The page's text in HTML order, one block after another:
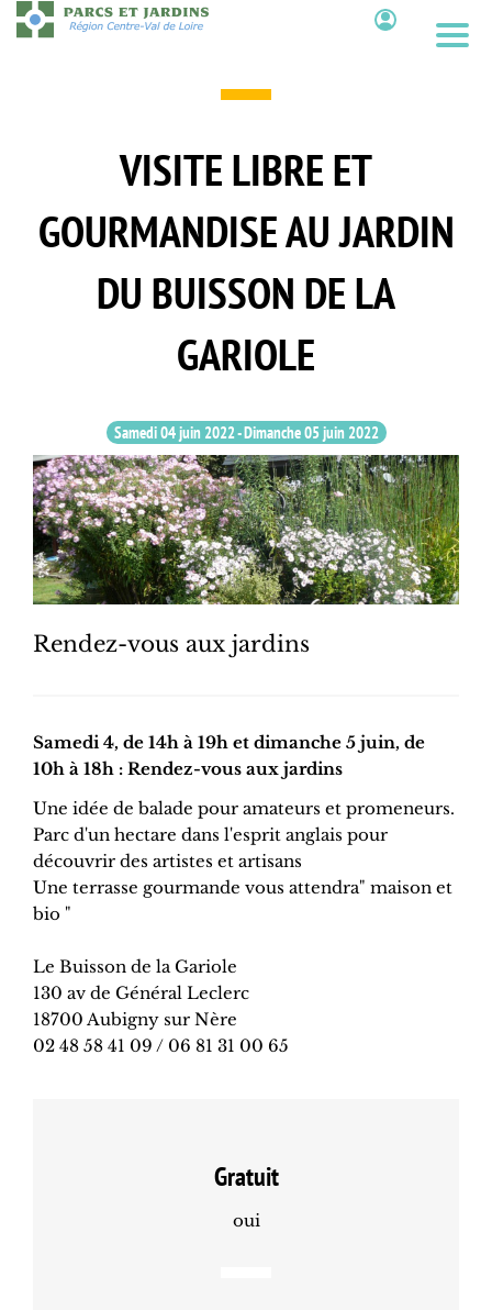
Aller
au
VISITE LIBRE ET
GOURMANDISE AU JARDIN
DU BUISSON DE LA
GARIOLE
Samedi 04 juin 2022-Dimanche 05 juin 2022
Rendez-vous aux jardins
Samedi 4, de 14h à 19h et dimanche 5 juin, de
10h à 18h : Rendez-vous aux jardins
Une idée de balade pour amateurs et promeneurs.
Parc d'un hectare dans l'esprit anglais pour
découvrir des artistes et artisans
Une terrasse gourmande vous attendra" maison et
bio "
Le Buisson de la Gariole
130 av de Général Leclerc
18700 Aubigny sur Nère
02 48 58 41 09 / 06 81 31 00 65
Gratuit
oui